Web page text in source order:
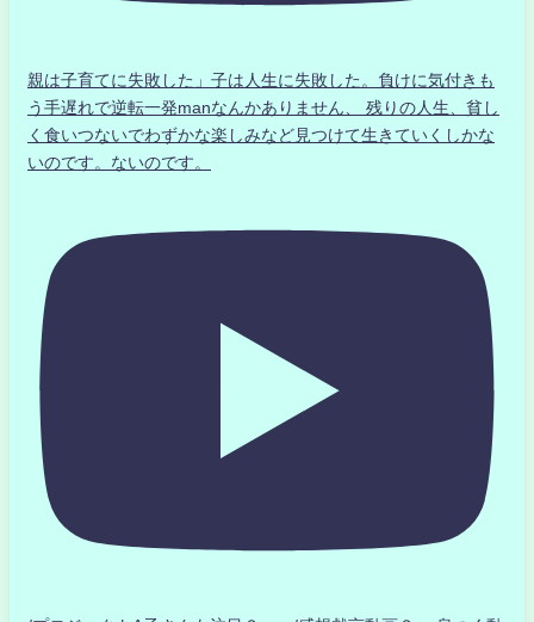
親は子育てに失敗した」子は人生に失敗した。負けに気付きも
う手遅れで逆転一発manなんかありません、 残りの人生、貧し
く食いつないでわずかな楽しみなど見つけて生きていくしかな
いのです。ないのです。